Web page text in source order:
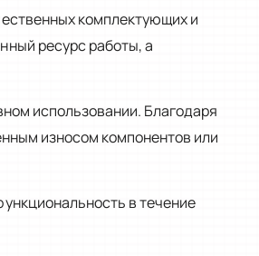
комплектующих и
ресурс работы, а
использовании. Благодаря
износом компонентов или
в течение